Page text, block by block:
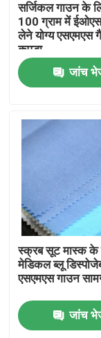
उत्पादों
हमारे बारे में
कारखाना भ्रमण
गुणवत्ता नियंत्रण
संपर्क करें
सर्जिकल गाउन के
100 ग्राम में
लेने योग्य एसएमएस
कपड़ा
जांच
स्क्रब सूट मास्क के
मेडिकल ब्लू
एसएमएस गाउन
जांच